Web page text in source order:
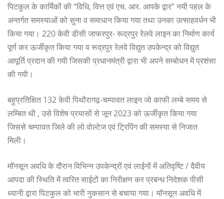
पिटकुल के कार्मिकों की “विधि, वित्त एवं एच. आर. आपके द्वार” नयी पहल के
अन्तर्गत समस्याओं को सुना व समाधान किया गया तथा उनका उत्साहवर्धन भी
किया गया। 220 केवी डीसी जाफरपुर- रूद्रपुर रेलवे लाइन का निर्माण कार्य
पूर्ण कर ऊर्जीकृत किया गया व रूद्रपुर रेलवे विद्युत उपकेन्द्र को विद्युत
आपूर्ति प्रदान की गयी जिसकी प्रधानमंत्री द्वारा भी अपने सम्बोधन में प्रशंसा
की गयी।
बहुप्रतिक्षित 132 केवी पिथौरागढ़-चम्पावत लाइन जो काफी लम्बे समय से
लम्बित थी , उसे विशेष प्रयासों से जून 2023 को ऊर्जीकृत किया गया
जिससे चम्पावत जिले की लो वोल्टेज एवं ट्रिपिंग की समस्या से निजात
मिली।
मॉनसून अवधि के दौरान विभिन्न उपकेन्द्रों एवं लाईनों में अतिवृष्टि / दैवीय
आपदा की स्थिति में त्वरित साईटों का निरीक्षण कर प्रबन्ध निदेशक पीसी
ध्यानी द्वारा पिटकुल को भारी नुकसान से बचाया गया। मॉनसून अवधि में